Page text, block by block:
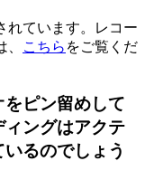
れています。レコー
こちら をご覧くだ
ピン留めして
ングはアクテ
るのでしょう